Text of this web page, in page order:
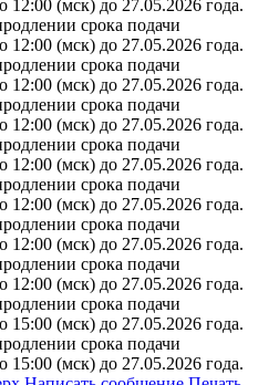
12:00 (мск) до 27.05.2026 года.
срока подачи
12:00 (мск) до 27.05.2026 года.
срока подачи
12:00 (мск) до 27.05.2026 года.
срока подачи
12:00 (мск) до 27.05.2026 года.
срока подачи
12:00 (мск) до 27.05.2026 года.
срока подачи
12:00 (мск) до 27.05.2026 года.
срока подачи
12:00 (мск) до 27.05.2026 года.
срока подачи
12:00 (мск) до 27.05.2026 года.
срока подачи
15:00 (мск) до 27.05.2026 года.
срока подачи
15:00 (мск) до 27.05.2026 года.